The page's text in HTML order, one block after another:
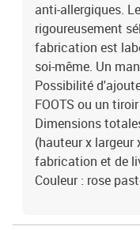
anti-allergiques.
rigoureusement
fabrication est
soi-même. Un
Possibilité
FOOTS ou un
Dimensions
(hauteur x largeur
fabrication et de
Couleur : rose